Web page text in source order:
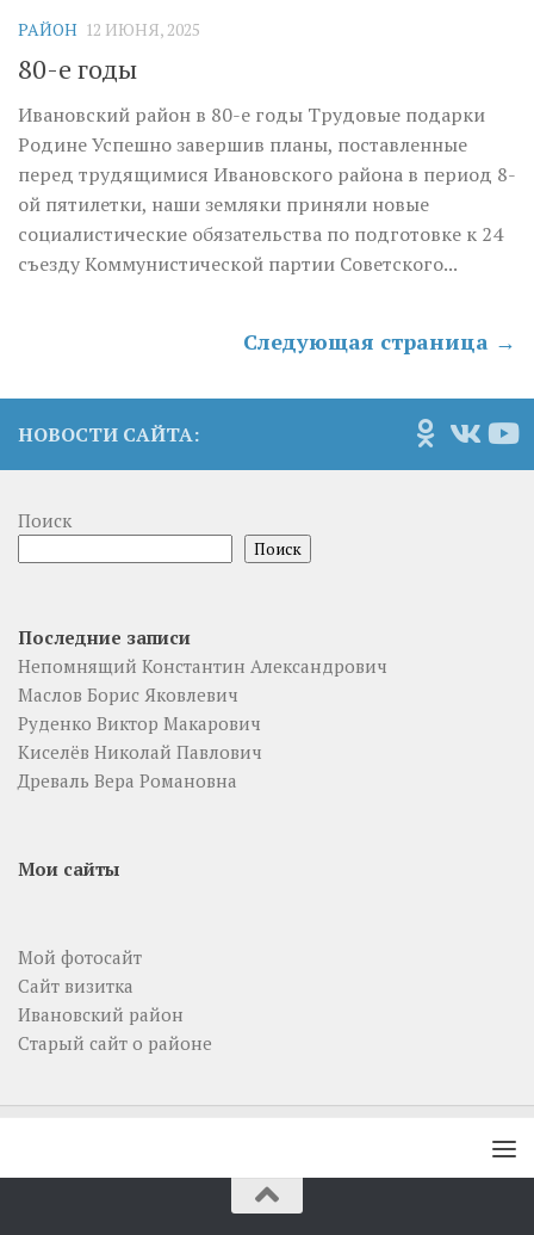
РАЙОН 12 ИЮНЯ, 2025
80-е годы
Ивановский район в 80-е годы Трудовые подарки
Родине Успешно завершив планы, поставленные
перед трудящимися Ивановского района в период 8-
ой пятилетки, наши земляки приняли новые
социалистические обязательства по подготовке к 24
съезду Коммунистической партии Советского...
Следующая страница →
НОВОСТИ САЙТА:
Поиск
Поиск
Последние записи
Непомнящий Константин Александрович
Маслов Борис Яковлевич
Руденко Виктор Макарович
Киселёв Николай Павлович
Древаль Вера Романовна
Мои сайты
Мой фотосайт
Сайт визитка
Ивановский район
Старый сайт о районе